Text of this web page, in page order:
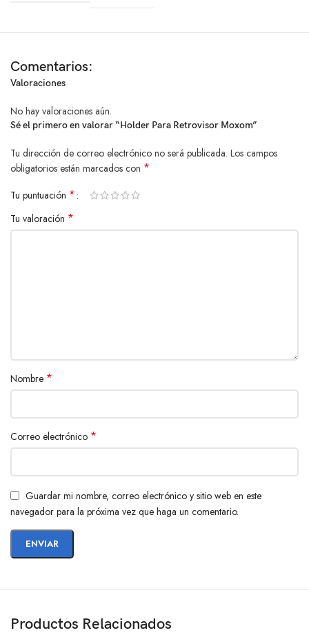
Característica
Marca
Modelo MX-VS26
Compatibilidad
Comentarios:
Valoraciones
No hay valoraciones aún.
Sé el primero en valorar “Holder Para Retrovisor Moxom”
Tu dirección de correo electrónico no será publicada. Los campos
obligatorios están marcados con *
Tu puntuación *
Tu valoración *
Nombre *
Correo electrónico *
Guardar mi nombre, correo electrónico y sitio web en este
navegador para la próxima vez que haga un comentario.
Productos Relacionados